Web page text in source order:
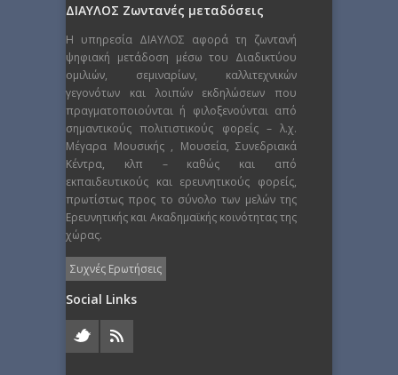
ΔΙΑΥΛΟΣ Ζωντανές μεταδόσεις
Η υπηρεσία ΔΙΑΥΛΟΣ αφορά τη ζωντανή
ψηφιακή μετάδοση μέσω του Διαδικτύου
ομιλιών, σεμιναρίων, καλλιτεχνικών
γεγονότων και λοιπών εκδηλώσεων που
πραγματοποιούνται ή φιλοξενούνται από
σημαντικούς πολιτιστικούς φορείς – λ.χ.
Μέγαρα Μουσικής , Μουσεία, Συνεδριακά
Κέντρα, κλπ – καθώς και από
εκπαιδευτικούς και ερευνητικούς φορείς,
πρωτίστως προς το σύνολο των μελών της
Ερευνητικής και Ακαδημαϊκής κοινότητας της
χώρας.
Συχνές Ερωτήσεις
Social Links